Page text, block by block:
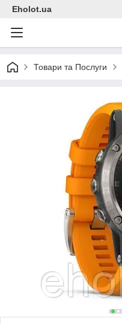
Eholot.ua
Товари та Послуги